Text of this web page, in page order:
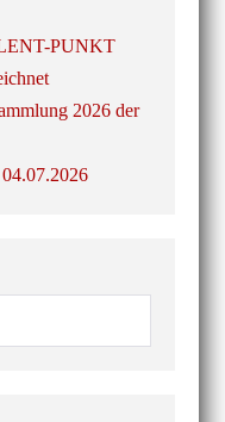
PUNKT
2026 der